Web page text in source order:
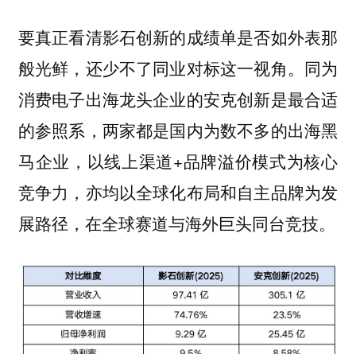
要真正看清影石创新的成绩单是否如外表那
般光鲜，还少不了同业对标这一视角。 同为
消费电子出海龙头企业的安克创新是最合适
的参照系，两家都是国内为数不多的出海黑
马企业，以线上渠道+品牌溢价模式为核心
竞争力，亦均以全球化布局和自主品牌为发
展路径，在全球赛道与海外巨头同台竞技。